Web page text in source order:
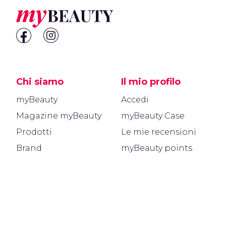
Chi siamo
myBeauty
Magazine myBeauty
Prodotti
Brand
Il mio profilo
Accedi
myBeauty Case
Le mie recensioni
myBeauty points